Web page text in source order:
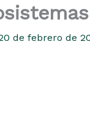
de febrero de